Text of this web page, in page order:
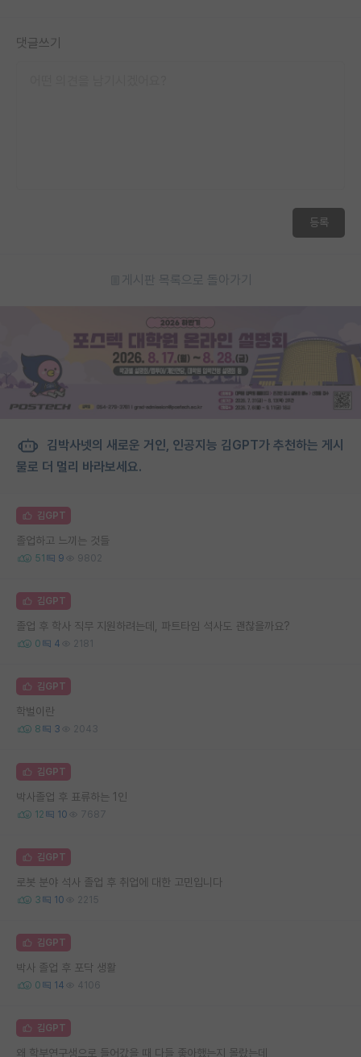
댓글쓰기
등록
게시판 목록으로 돌아가기
김박사넷의 새로운 거인, 인공지능 김GPT가 추천하는 게시
물로 더 멀리 바라보세요.
김GPT
졸업하고 느끼는 것들
51 9 9802
김GPT
졸업 후 학사 직무 지원하려는데, 파트타임 석사도 괜찮을까요?
0 4 2181
김GPT
학벌이란
8 3 2043
김GPT
박사졸업 후 표류하는 1인
12 10 7687
김GPT
로봇 분야 석사 졸업 후 취업에 대한 고민입니다
3 10 2215
김GPT
박사 졸업 후 포닥 생활
0 14 4106
김GPT
왜 학부연구생으로 들어갔을 때 다들 좋아했는지 몰랐는데